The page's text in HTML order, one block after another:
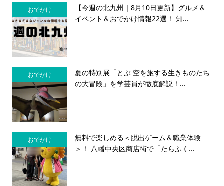
おでかけ
【今週の北九州｜8月10日更新】グルメ＆
イベント＆おでかけ情報22選！ 知...
おでかけ
夏の特別展「とぶ 空を旅する生きものたち
の大冒険」を学芸員が徹底解説！...
おでかけ
無料で楽しめる＜脱出ゲーム＆職業体験
＞！ 八幡中央区商店街で「たらふく...